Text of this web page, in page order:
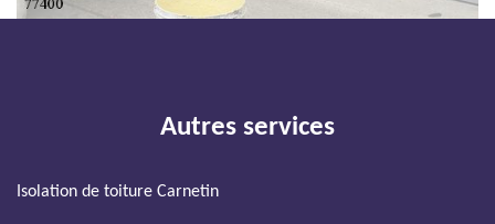
Autres services
Isolation de toiture Carnetin